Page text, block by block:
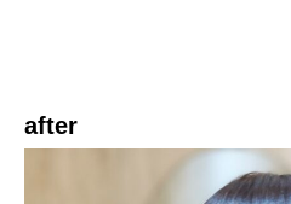
after